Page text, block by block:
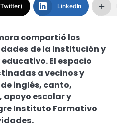
LinkedIn
compartió los
de la institución y
El espacio
a vecinos y
inglés, canto,
apoyo escolar y
Instituto Formativo